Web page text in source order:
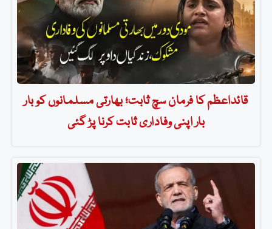
قائداعظم کا فرمان سچ ثابت؛ بھارتی مسلمانوں کو بار
بار اپنی وفاداری ثابت کرنا پڑ گئی